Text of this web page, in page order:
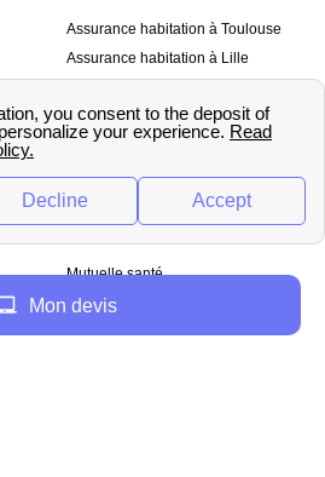
Assurance habitation à Toulouse
Assurance habitation à Lille
Mentions légales
Mutuelle santé
Mon devis